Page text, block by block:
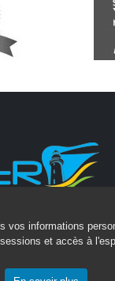
vos informations
et accès à
HOTIN
de Gaulle